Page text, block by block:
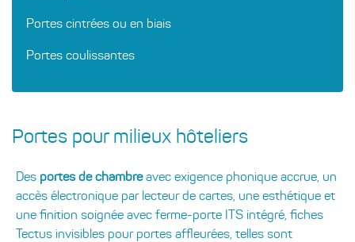
Portes cintrées ou en biais
Portes coulissantes
Portes pour milieux hôteliers
Des portes de chambreavec exigence phonique accrue, un
accès électronique par lecteur de cartes, une esthétique et
une finition soignée avec ferme-porte ITS intégré, fiches
Tectus invisibles pour portes affleurées, telles sont